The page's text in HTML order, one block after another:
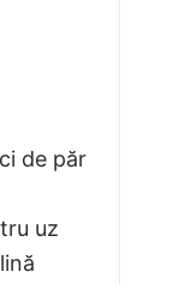
de păr
uz